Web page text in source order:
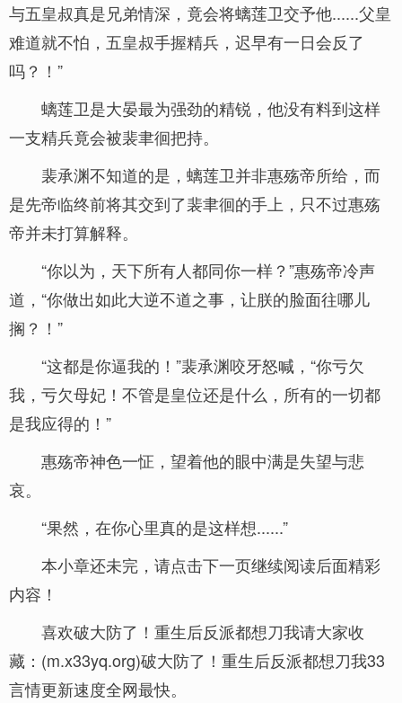
与五皇叔真是兄弟情深，竟会将螭莲卫交予他......父皇
难道就不怕，五皇叔手握精兵，迟早有一日会反了
吗？！”
螭莲卫是大晏最为强劲的精锐，他没有料到这样
一支精兵竟会被裴聿徊把持。
裴承渊不知道的是，螭莲卫并非惠殇帝所给，而
是先帝临终前将其交到了裴聿徊的手上，只不过惠殇
帝并未打算解释。
“你以为，天下所有人都同你一样？”惠殇帝冷声
道，“你做出如此大逆不道之事，让朕的脸面往哪儿
搁？！”
“这都是你逼我的！”裴承渊咬牙怒喊，“你亏欠
我，亏欠母妃！不管是皇位还是什么，所有的一切都
是我应得的！”
惠殇帝神色一怔，望着他的眼中满是失望与悲
哀。
“果然，在你心里真的是这样想......”
本小章还未完，请点击下一页继续阅读后面精彩
内容！
喜欢破大防了！重生后反派都想刀我请大家收
藏：(m.x33yq.org)破大防了！重生后反派都想刀我33
言情更新速度全网最快。